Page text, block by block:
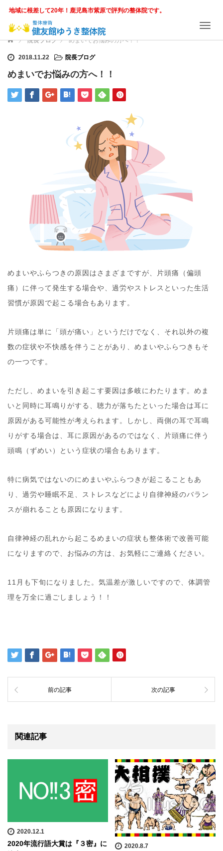
地域に根差して20年！鹿児島市紫原で評判の整体院です。
T
ホーム 院長ブログ めまいでお悩みの方へ！！
2018.11.22 院長ブログ
めまいでお悩みの方へ！！
めまいやふらつきの原因はさまざまですが、片頭痛（偏頭
痛）に伴って発生する場合や、過労やストレスといった生活
習慣が原因で起こる場合もあります。
片頭痛は単に「頭が痛い」というだけでなく、それ以外の複
数の症状や不快感を伴うことがあり、めまいやふらつきもそ
の一つです。
ただし、めまいを引き起こす要因は多岐にわたります。めま
いと同時に耳鳴りがする、聴力が落ちたといった場合は耳に
原因がある可能性が考えられます。しかし、両側の耳で耳鳴
りがする場合は、耳に原因があるのではなく、片頭痛に伴う
頭鳴（ずめい）という症状の場合もあります。
特に病気ではないのにめまいやふらつきが起こることもあ
り、過労や睡眠不足、ストレスなどにより自律神経のバラン
スが崩れることも原因になります。
自律神経の乱れから起こるめまいの症状も整体術で改善可能
になりますので、お悩みの方は、お気軽にご連絡ください。
11月も下旬になりました。気温差が激しいですので、体調管
理を万全に過ごしましょう！！
前の記事 次の記事
関連記事
2020.12.1
2020年流行語大賞は『３密』に
2020.8.7